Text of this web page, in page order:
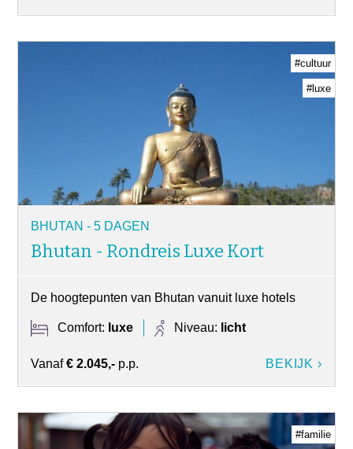
#cultuur
#luxe
BHUTAN - 5 DAGEN
Bhutan - Rondreis Luxe Kort
De hoogtepunten van Bhutan vanuit luxe hotels
Comfort: luxe Niveau: licht
Vanaf€ 2.045,- p.p. BEKIJK ›
#familie